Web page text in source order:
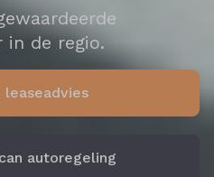
in de regio.
leaseadvies
autoregeling